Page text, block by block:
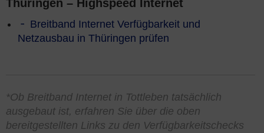
Thüringen – Highspeed Internet
Breitband Internet Verfügbarkeit und
Netzausbau in Thüringen prüfen
*Ob Breitband Internet in Tottleben tatsächlich
ausgebaut ist, erfahren Sie über die oben
bereitgestellten Links zu den Verfügbarkeitschecks